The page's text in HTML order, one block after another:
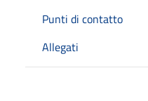
Punti di contatto
Allegati